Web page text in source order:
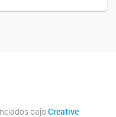
bajo Creative